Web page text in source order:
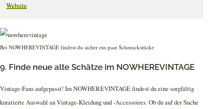
Website
Bei NOWHEREVINTAGE findest du sicher ein paar Schmuckstücke
9. Finde neue alte Schätze im NOWHEREVINTAGE
Vintage-Fans aufgepasst! Im NOWHEREVINTAGE findest du eine sorgfältig
kuratierte Auswahl an Vintage-Kleidung und -Accessoires. Ob du auf der Suche